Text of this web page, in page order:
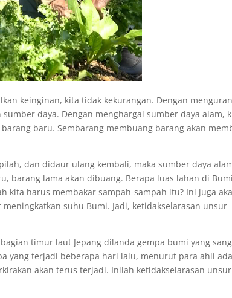
keinginan, kita tidak kekurangan. Dengan
daya. Dengan menghargai sumber daya alam,
baru. Sembarang membuang barang akan
dan didaur ulang kembali, maka sumber daya
barang lama akan dibuang. Berapa luas lahan di
kita harus membakar sampah-sampah itu? Ini juga
suhu Bumi. Jadi, ketidakselarasan unsur
timur laut Jepang dilanda gempa bumi yang
yang terjadi beberapa hari lalu, menurut para ahli
akan terus terjadi. Inilah ketidakselarasan unsur